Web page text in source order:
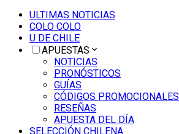
ULTIMAS NOTICIAS
COLO COLO
U DE CHILE
APUESTAS
NOTICIAS
PRONÓSTICOS
GUÍAS
CÓDIGOS PROMOCIONALES
RESEÑAS
APUESTA DEL DÍA
SELECCIÓN CHILENA